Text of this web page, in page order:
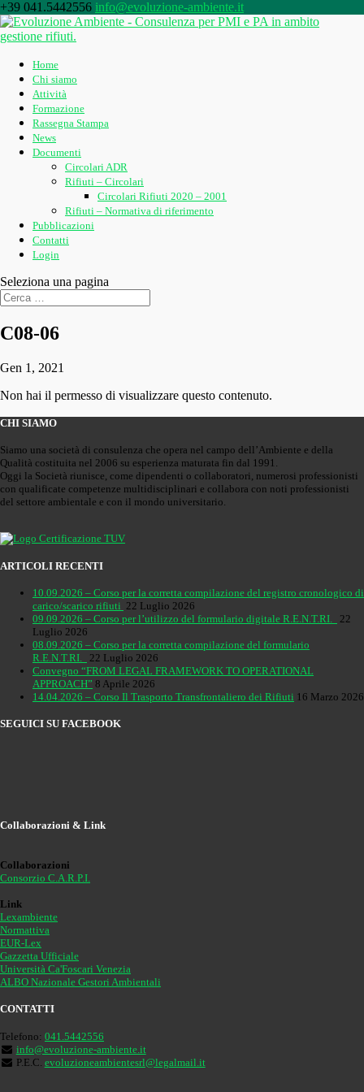
+39 041.5442556 info@evoluzione-ambiente.it
Home
Chi siamo
Attività
Formazione
Rassegna Stampa
News
Documenti
Circolari ADR
Rifiuti – Circolari
Circolari Rifiuti 2020 – 2001
Rifiuti – Normativa di riferimento
Pubblicazioni
Contatti
Login
Seleziona una pagina
C08-06
Gen 1, 2021
Non hai il permesso di visualizzare questo contenuto.
CHI SIAMO
Siamo una società di consulenza che opera nel campo dell’Ambiente e della
Qualità costituita nel 2006 su esperienza maturata fin dal 1991.
Oggi la Società riunisce, come dipendenti o collaboratori, numerosi professionisti
con qualificate competenze multidisciplinari e collabora con noti professionisti
del settore ambientale e con il mondo universitario.
ARTICOLI RECENTI
10.09.2026 – Corso per la corretta compilazione del registro cronologico di
carico/scarico rifiuti 22 Luglio 2026
09.09.2026 – Corso per l’utilizzo del formulario digitale R.E.N.T.RI.
22
Luglio 2026
08.09.2026 – Corso per la corretta compilazione del formulario
R.E.N.T.RI.
22 Luglio 2026
Convegno “FROM LEGAL FRAMEWORK TO OPERATIONAL
APPROACH” 8 Aprile 2026
14.04.2026 – Corso Il Trasporto Transfrontaliero dei Rifiuti 16 Marzo 2026
SEGUICI SU FACEBOOK
Collaborazioni & Link
Collaborazioni
Consorzio C.A.R.P.I.
Link
Lexambiente
Normattiva
EUR-Lex
Gazzetta Ufficiale
Università Ca'Foscari Venezia
ALBO Nazionale Gestori Ambientali
CONTATTI
Telefono: 041.5442556
info@evoluzione-ambiente.it
P.E.C. evoluzioneambientesrl@legalmail.it